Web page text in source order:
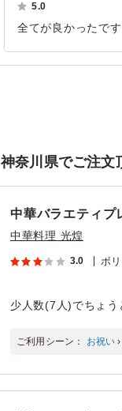
5.0
全てが良かったで
ご利用シーン：お祝い
神奈川県でご注文
中華バラエティプ
中華料理 光煌
3.0 ボ
少人数(7人)でちょう
ご利用シーン： お祝い ›